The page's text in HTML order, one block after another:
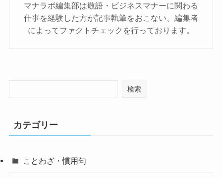
マナラボ編集部は敬語・ビジネスマナーに関わる
仕事を経験した方が記事執筆をおこない、編集者
によってファクトチェックを行っております。
検索
カテゴリー
ことわざ・慣用句